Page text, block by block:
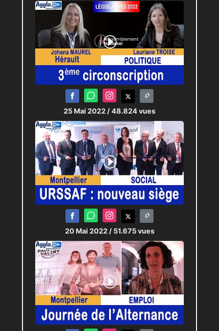
25 Mai 2022 / 48.824 vues
20 Mai 2022 / 51.675 vues